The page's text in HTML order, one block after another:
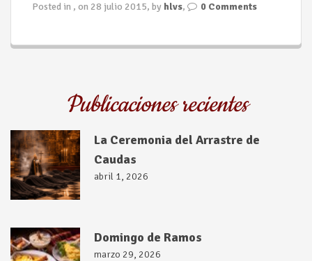
Posted in , on 28 julio 2015, by hlvs, 0 Comments
Publicaciones recientes
La Ceremonia del Arrastre de
Caudas
abril 1, 2026
Domingo de Ramos
marzo 29, 2026